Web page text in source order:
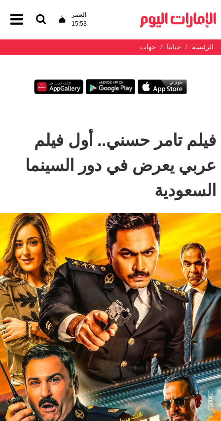
العصر
15:53
الرئيسة حياتنا جهات
فيلم تامر حسني.. أول فيلم
عربي يعرض في دور السينما
السعودية